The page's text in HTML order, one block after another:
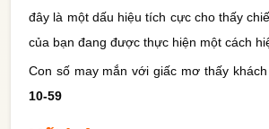
đây là một dấu hiệu tích cực cho thấy
của bạn đang được thực hiện một cách
Con số may mắn với giấc mơ thấy
10-59